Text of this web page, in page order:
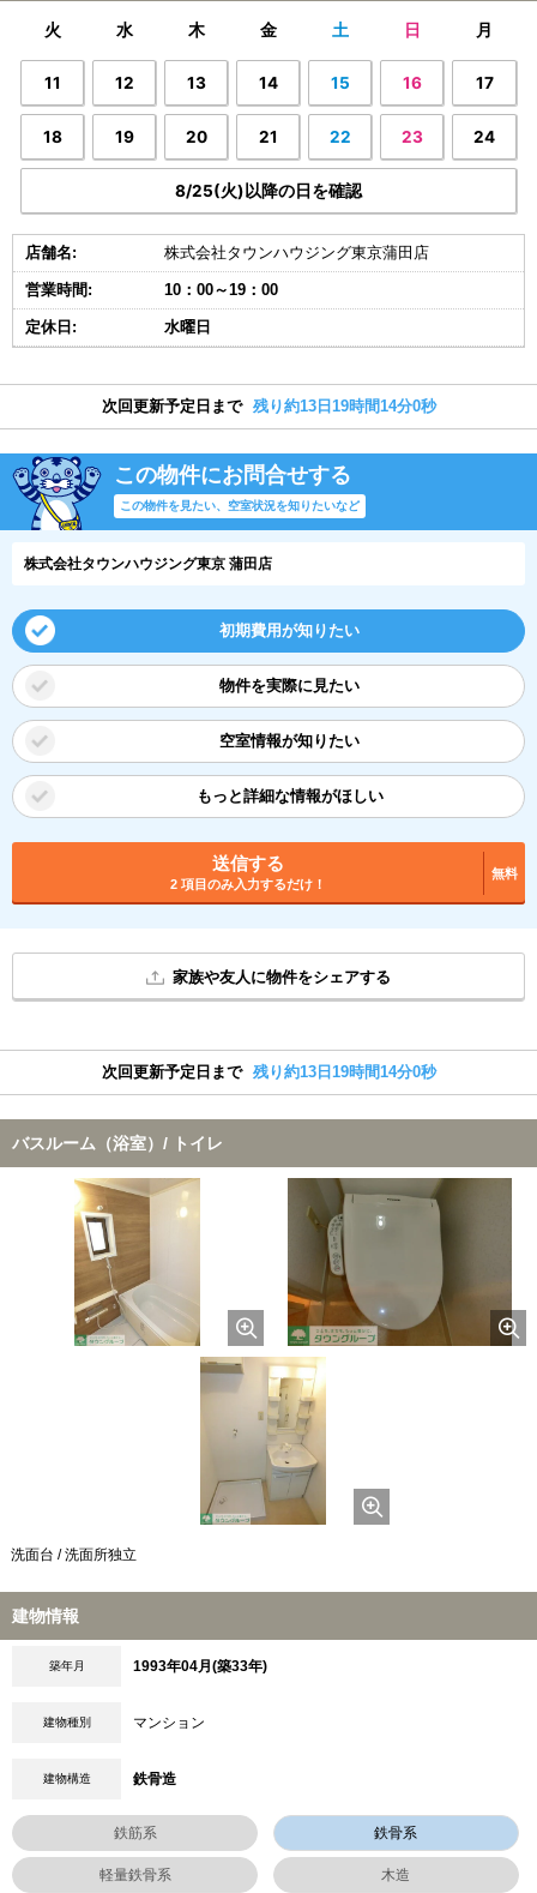
火 水 木 金 土 日 月
11 12 13 14 15 16 17
18 19 20 21 22 23 24
8/25(火)以降の日を確認
店舗名: 株式会社タウンハウジング東京蒲田店
営業時間: 10：00～19：00
定休日: 水曜日
次回更新予定日まで 残り約13日19時間14分0秒
この物件にお問合せする
この物件を見たい、空室状況を知りたいなど
株式会社タウンハウジング東京 蒲田店
初期費用が知りたい
物件を実際に見たい
空室情報が知りたい
もっと詳細な情報がほしい
送信する
2 項目のみ入力するだけ！
無料
家族や友人に物件をシェアする
次回更新予定日まで 残り約13日19時間14分0秒
バスルーム（浴室）/ トイレ
洗面台 / 洗面所独立
建物情報
築年月 1993年04月(築33年)
建物種別 マンション
建物構造 鉄骨造
鉄筋系 鉄骨系
軽量鉄骨系 木造